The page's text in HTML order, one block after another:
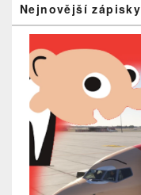
Nejnovější zápisky